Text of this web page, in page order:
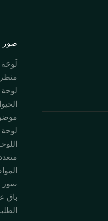
صور
لَوحَة
لوحة
لوحة
صور
باق